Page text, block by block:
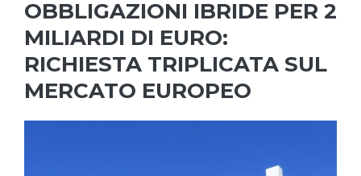
OBBLIGAZIONI IBRIDE PER 2
MILIARDI DI EURO:
RICHIESTA TRIPLICATA SUL
MERCATO EUROPEO